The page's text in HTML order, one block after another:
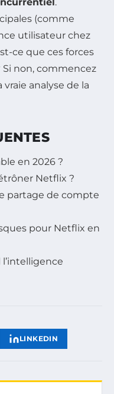
(comme
utilisateur chez
ce que ces forces
non, commencez
vraie analyse de la
en 2026 ?
Netflix ?
partage de compte
pour Netflix en
LINKEDIN